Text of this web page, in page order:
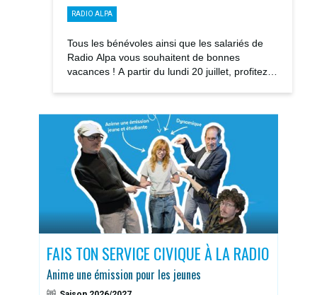
RADIO ALPA
Tous les bénévoles ainsi que les salariés de
Radio Alpa vous souhaitent de bonnes
vacances ! A partir du lundi 20 juillet, profitez
FAIS TON SERVICE CIVIQUE À LA RADIO
Anime une émission pour les jeunes